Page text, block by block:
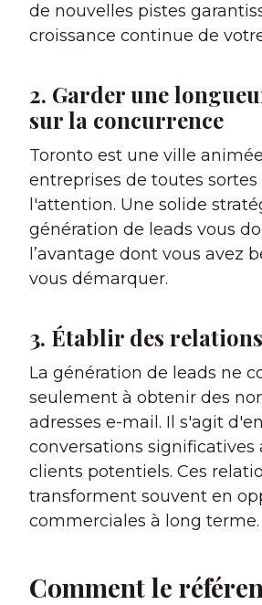
de nouvelles pistes
croissance continue de
2. Garder une
sur la concurrence
Toronto est une ville
entreprises de toutes
l'attention. Une solide
génération de leads vous
l’avantage dont vous avez
vous démarquer.
3. Établir des
La génération de leads ne
seulement à obtenir des
adresses e-mail. Il s'agit
conversations significatives
clients potentiels. Ces
transforment souvent en
commerciales à long terme.
Comment le